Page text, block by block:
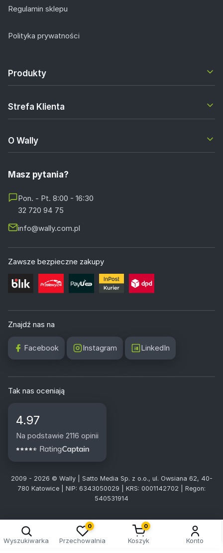
Regulamin sklepu
Polityka prywatności
Produkty
Strefa Klienta
O Wally
Masz pytania?
Pon. - Pt. 8:00 - 16:30
32 720 94 75
info@wally.com.pl
Zawsze bezpieczne zakupy
Znajdź nas na
Facebook Instagram LinkedIn
Tak nas oceniają
4.97
Na podstawie 2116 opinii
2009 - 2026 © Wally | Satto Media Sp. z o.o., ul. Owsiana 62, 40-
780 Katowice | NIP: 6343050029 | KRS: 0001142702 | Regon:
540531914
Wyszukiwarka
0
Przechowalnia
0
Koszyk Konto